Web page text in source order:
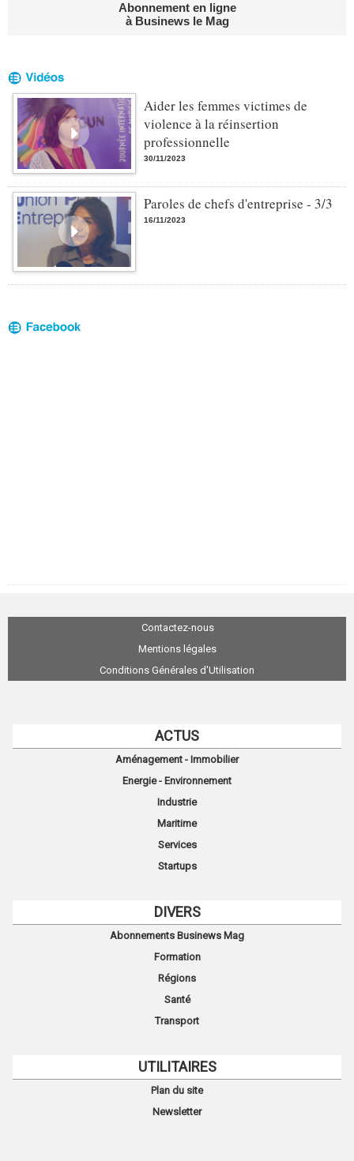
Abonnement en ligne
à Businews le Mag
Aider les femmes victimes de
violence à la réinsertion
professionnelle
30/11/2023
Paroles de chefs d'entreprise - 3/3
16/11/2023
Contactez-nous
Mentions légales
Conditions Générales d'Utilisation
ACTUS
Aménagement - Immobilier
Energie - Environnement
Industrie
Maritime
Services
Startups
DIVERS
Abonnements Businews Mag
Formation
Régions
Santé
Transport
UTILITAIRES
Plan du site
Newsletter